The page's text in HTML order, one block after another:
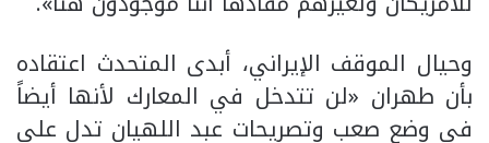
وحيال الموقف الإيراني، أبدى المتحدث اعتقاده
بأن طهران «لن تتدخل في المعارك لأنها أيضاً
في وضع صعب وتصريحات عبد اللهيان تدل على